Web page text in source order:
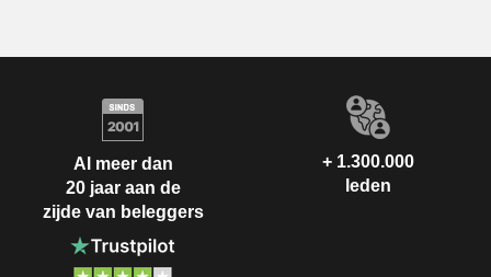
Al meer dan
20 jaar aan de
zijde van beleggers
+ 1.300.000
leden